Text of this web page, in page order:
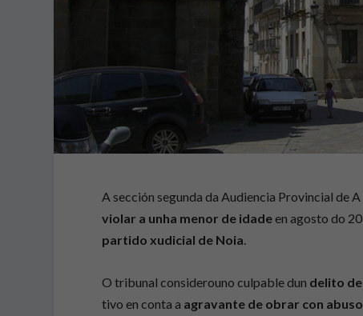
A sección segunda da Audiencia Provincial de A
violar a unha menor de idadeen agosto do
partido xudicial de Noia.
O tribunal considerouno culpable dun delito
tivo en conta a agravante de obrar con